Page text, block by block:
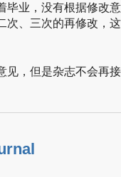
毕业，没有根据修改
次、三次的再修改，
见，但是杂志不会再